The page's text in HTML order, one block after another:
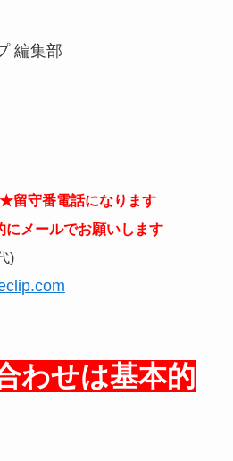
編集部
留守番電話になります
メールでお願いします
)
わせは基本的